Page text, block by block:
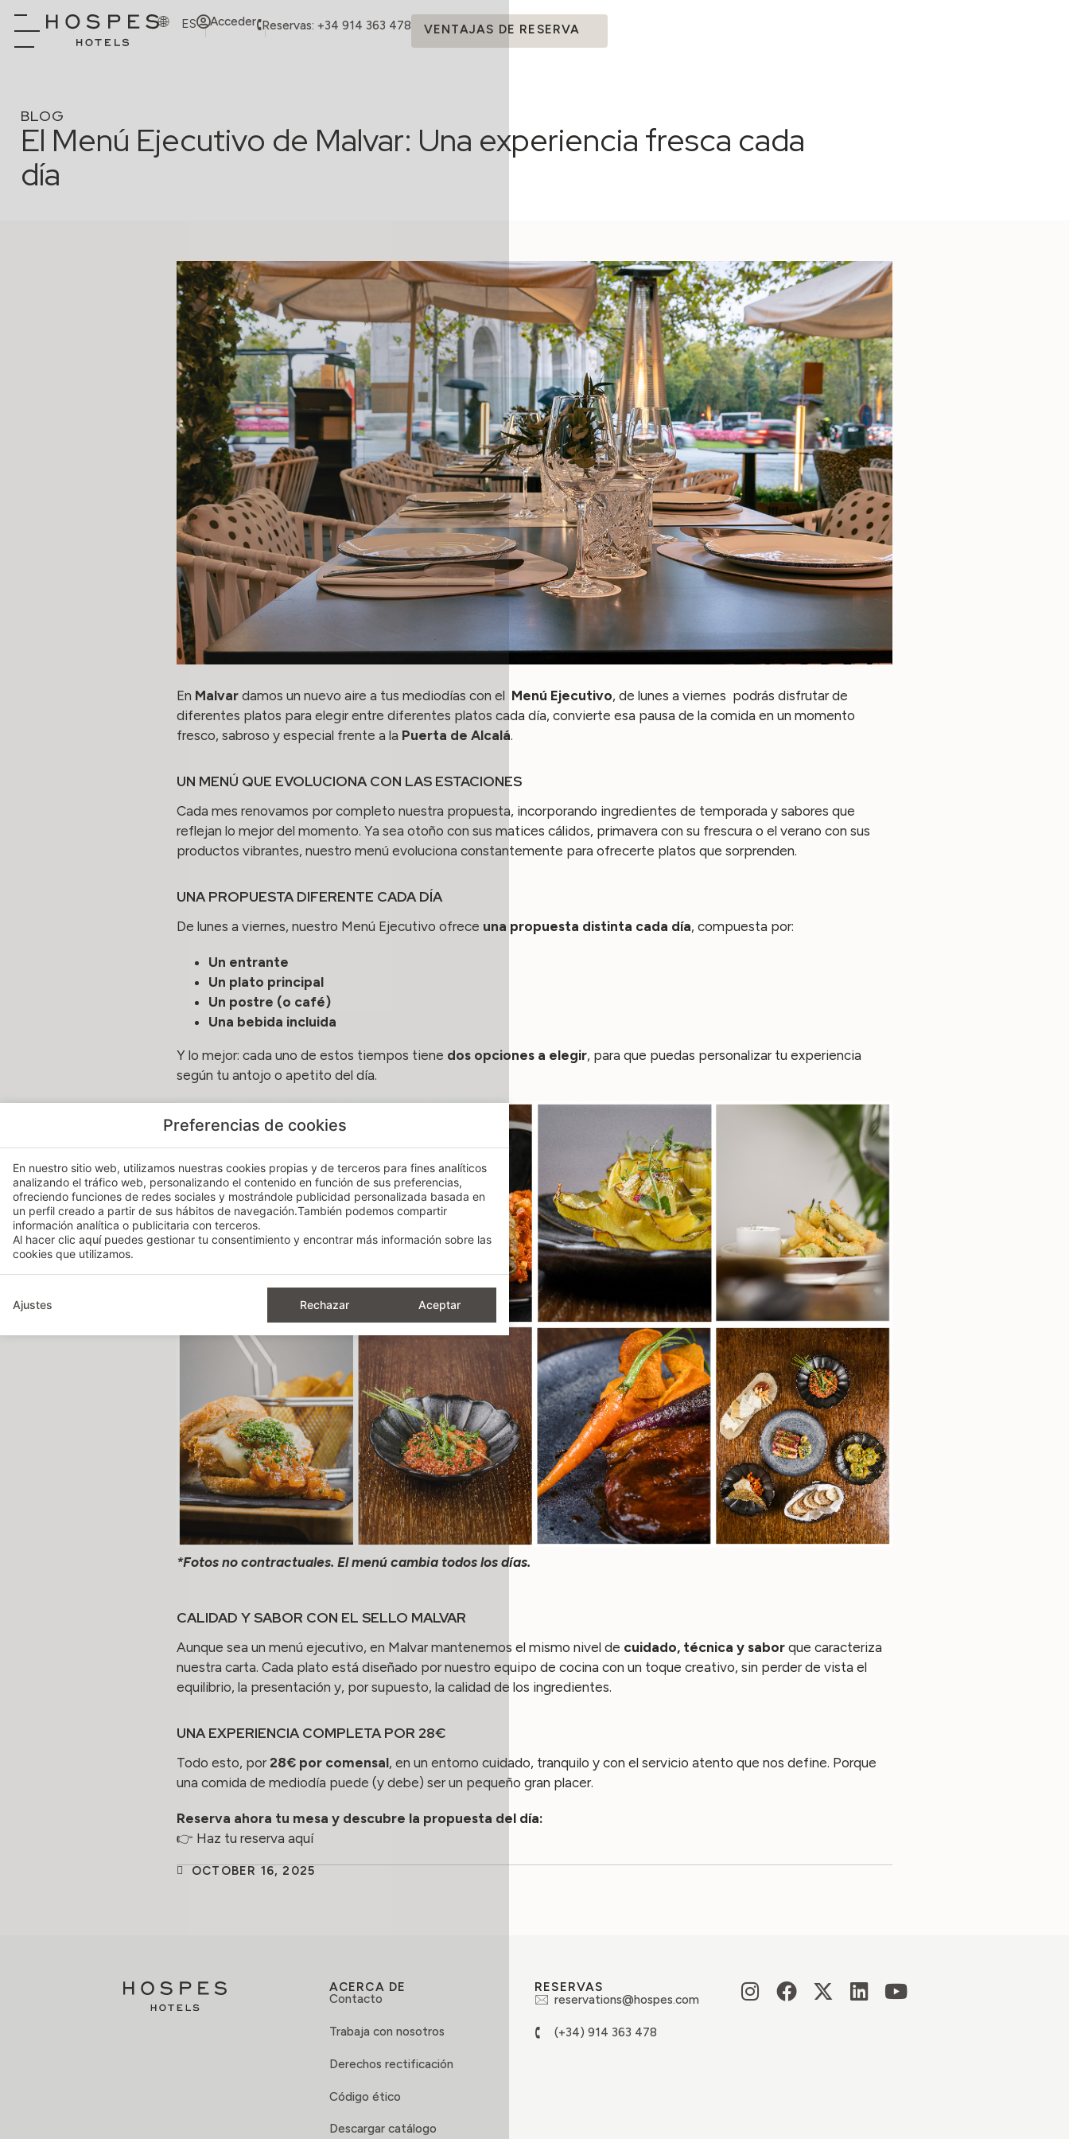
ES Acceder Reservas: +34 914 363 478 VENTAJAS DE RESERVA
BLOG
El Menú Ejecutivo de Malvar: Una experiencia fresca cada
día
En Malvar damos un nuevo aire a tus mediodías con el Menú Ejecutivo, de lunes a viernes podrás disfrutar de
diferentes platos para elegir entre diferentes platos cada día, convierte esa pausa de la comida en un momento
fresco, sabroso y especial frente a la Puerta de Alcalá.
UN MENÚ QUE EVOLUCIONA CON LAS ESTACIONES
Cada mes renovamos por completo nuestra propuesta, incorporando ingredientes de temporada y sabores que
reflejan lo mejor del momento. Ya sea otoño con sus matices cálidos, primavera con su frescura o el verano con sus
productos vibrantes, nuestro menú evoluciona constantemente para ofrecerte platos que sorprenden.
UNA PROPUESTA DIFERENTE CADA DÍA
De lunes a viernes, nuestro Menú Ejecutivo ofrece una propuesta distinta cada día, compuesta por:
Un entrante
Un plato principal
Un postre (o café)
Una bebida incluida
Y lo mejor: cada uno de estos tiempos tiene dos opciones a elegir, para que puedas personalizar tu experiencia
según tu antojo o apetito del día.
*Fotos no contractuales. El menú cambia todos los días.
CALIDAD Y SABOR CON EL SELLO MALVAR
Aunque sea un menú ejecutivo, en Malvar mantenemos el mismo nivel de cuidado, técnica y sabor que caracteriza
nuestra carta. Cada plato está diseñado por nuestro equipo de cocina con un toque creativo, sin perder de vista el
equilibrio, la presentación y, por supuesto, la calidad de los ingredientes.
UNA EXPERIENCIA COMPLETA POR 28€
Todo esto, por28€ por comensal, en un entorno cuidado, tranquilo y con el servicio atento que nos define. Porque
una comida de mediodía puede (y debe) ser un pequeño gran placer.
Reserva ahora tu mesa y descubre la propuesta del día:
👉 Haz tu reserva aquí
OCTOBER 16, 2025
ACERCA DE
Contacto
Trabaja con nosotros
Derechos rectificación
Código ético
Descargar catálogo
RESERVAS
reservations@hospes.com
(+34) 914 363 478
Preferencias de cookies
En nuestro sitio web, utilizamos nuestras cookies propias y de terceros para fines analíticos
analizando el tráfico web, personalizando el contenido en función de sus preferencias,
ofreciendo funciones de redes sociales y mostrándole publicidad personalizada basada en
un perfil creado a partir de sus hábitos de navegación.También podemos compartir
información analítica o publicitaria con terceros.
Al hacer clic aquípuedes gestionar tu consentimiento y encontrar más información sobre las
cookies que utilizamos.
Ajustes Rechazar Aceptar